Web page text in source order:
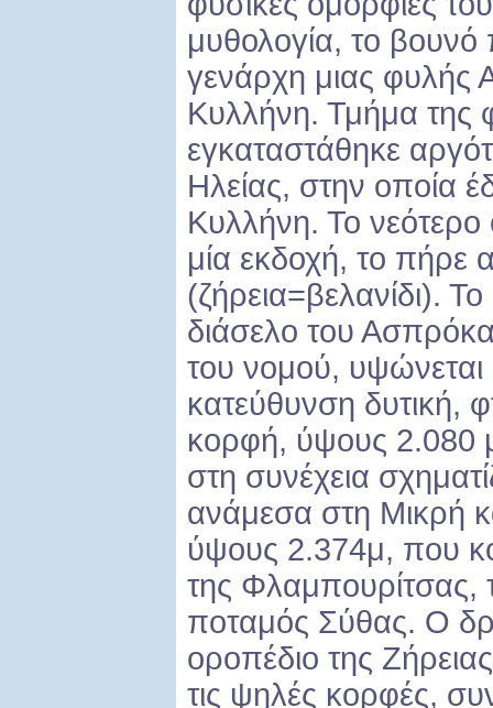
μυθολογία, το
γενάρχη μιας
Κυλλήνη. Τμήμα της
εγκαταστάθηκε
Ηλείας, στην οποία
Κυλλήνη. Το νεότερο
μία εκδοχή, το πήρε
(ζήρεια=βελανίδι).
διάσελο του
του νομού, υψώνεται
κατεύθυνση δυτική,
κορφή, ύψους 2.080
στη συνέχεια
ανάμεσα στη Μικρή
ύψους 2.374μ, που
της Φλαμπουρίτσας,
ποταμός Σύθας. Ο
οροπέδιο της
τις ψηλές κορφές,